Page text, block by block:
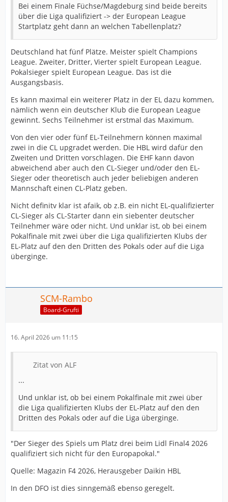
Bei einem Finale Füchse/Magdeburg sind beide bereits
über die Liga qualifiziert -> der European League
Startplatz geht dann an welchen Tabellenplatz?
Deutschland hat fünf Plätze. Meister spielt Champions
League. Zweiter, Dritter, Vierter spielt European League.
Pokalsieger spielt European League. Das ist die
Ausgangsbasis.
Es kann maximal ein weiterer Platz in der EL dazu kommen,
nämlich wenn ein deutscher Klub die European League
gewinnt. Sechs Teilnehmer ist erstmal das Maximum.
Von den vier oder fünf EL-Teilnehmern können maximal
zwei in die CL upgradet werden. Die HBL wird dafür den
Zweiten und Dritten vorschlagen. Die EHF kann davon
abweichend aber auch den CL-Sieger und/oder den EL-
Sieger oder theoretisch auch jeder beliebigen anderen
Mannschaft einen CL-Platz geben.
Nicht definitv klar ist afaik, ob z.B. ein nicht EL-qualifizierter
CL-Sieger als CL-Starter dann ein siebenter deutscher
Teilnehmer wäre oder nicht. Und unklar ist, ob bei einem
Pokalfinale mit zwei über die Liga qualifizierten Klubs der
EL-Platz auf den den Dritten des Pokals oder auf die Liga
überginge.
SCM-Rambo
Board-Grufti
16. April 2026 um 11:15
Zitat von ALF
...
Und unklar ist, ob bei einem Pokalfinale mit zwei über
die Liga qualifizierten Klubs der EL-Platz auf den den
Dritten des Pokals oder auf die Liga überginge.
"Der Sieger des Spiels um Platz drei beim Lidl Final4 2026
qualifiziert sich nicht für den Europapokal."
Quelle: Magazin F4 2026, Herausgeber Daikin HBL
In den DFO ist dies sinngemäß ebenso geregelt.